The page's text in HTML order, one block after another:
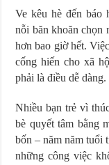
Ve kêu hè đến báo
nỗi băn khoăn chọn
hơn bao giờ hết.
cống hiến cho xã
phải là điều dễ dàng.
Nhiều bạn trẻ vì
bè quyết tâm bằng
bốn – năm năm tuổi
những công việc